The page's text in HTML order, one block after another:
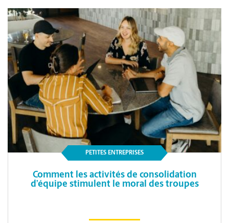
PETITES ENTREPRISES
Comment les activités de consolidation
d’équipe stimulent le moral des troupes